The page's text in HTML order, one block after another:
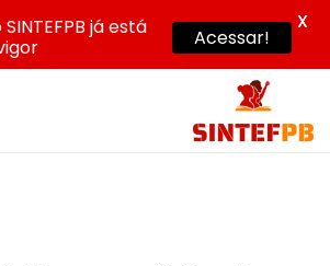
já está
Acessar!
X